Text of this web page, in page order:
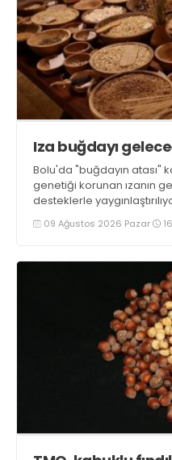
Iza buğdayı
Bolu'da "buğdayın atası"
genetiği korunan ızanın
desteklerle
09 Ağustos 2026 Pazar